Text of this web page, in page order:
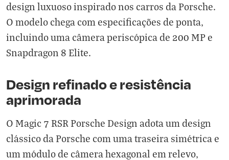
design luxuoso inspirado nos carros da Porsche.
O modelo chega com especificações de ponta,
incluindo uma câmera periscópica de 200 MP e
Snapdragon 8 Elite.
Design refinado e resistência
aprimorada
O Magic 7 RSR Porsche Design adota um design
clássico da Porsche com uma traseira simétrica e
um módulo de câmera hexagonal em relevo,